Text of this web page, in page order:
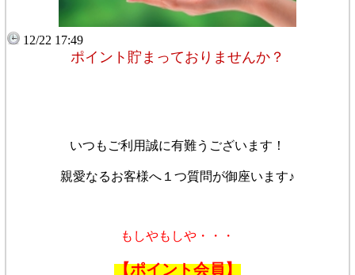
12/22 17:49
ポイント貯まっておりませんか？
いつもご利用誠に有難うございます！
親愛なるお客様へ１つ質問が御座います♪
もしやもしや・・・
【ポイント会員】